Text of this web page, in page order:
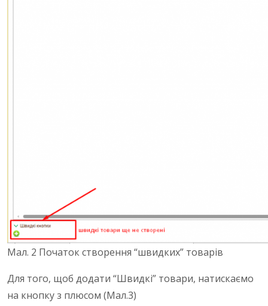
Мал. 2 Початок створення “швидких” товарів
Для того, щоб додати “Швидкі” товари, натискаємо
на кнопку з плюсом (Мал.3)